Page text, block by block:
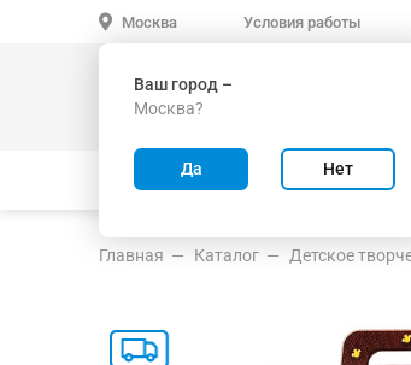
Москва
Ваш город –
Москва?
Да Нет
Условия работы
ВСЕ ТОВАРЫ ВЕЛОСИПЕДЫ
Главная Каталог Детское